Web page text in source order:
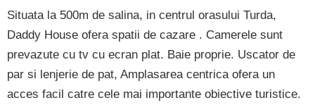
Situata la 500m de salina, in centrul orasului Turda,
Daddy House ofera spatii de cazare . Camerele sunt
prevazute cu tv cu ecran plat. Baie proprie. Uscator de
par si lenjerie de pat, Amplasarea centrica ofera un
acces facil catre cele mai importante obiective turistice.